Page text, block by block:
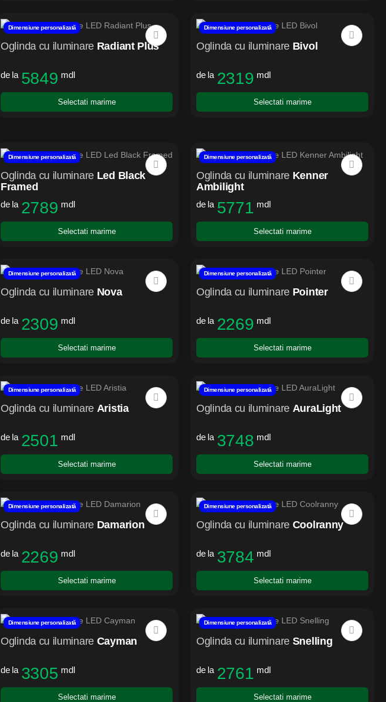
Dimensiune personalizată
Oglinda cu iluminare Radiant Plus
de la 5849 mdl
Selectati marime
Dimensiune personalizată
Oglinda cu iluminare Bivol
de la 2319 mdl
Selectati marime
Dimensiune personalizată
Oglinda cu iluminare Led Black
Framed
de la 2789 mdl
Selectati marime
Dimensiune personalizată
Oglinda cu iluminare Kenner
Ambilight
de la 5771 mdl
Selectati marime
Dimensiune personalizată
Oglinda cu iluminare Nova
de la 2309 mdl
Selectati marime
Dimensiune personalizată
Oglinda cu iluminare Pointer
de la 2269 mdl
Selectati marime
Dimensiune personalizată
Oglinda cu iluminare Aristia
de la 2501 mdl
Selectati marime
Dimensiune personalizată
Oglinda cu iluminare AuraLight
de la 3748 mdl
Selectati marime
Dimensiune personalizată
Oglinda cu iluminare Damarion
de la 2269 mdl
Selectati marime
Dimensiune personalizată
Oglinda cu iluminare Coolranny
de la 3784 mdl
Selectati marime
Dimensiune personalizată
Oglinda cu iluminare Cayman
de la 3305 mdl
Selectati marime
Dimensiune personalizată
Oglinda cu iluminare Snelling
de la 2761 mdl
Selectati marime